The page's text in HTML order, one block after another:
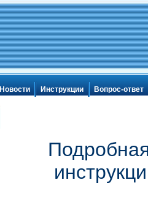
Новости Инструкции Вопрос-ответ